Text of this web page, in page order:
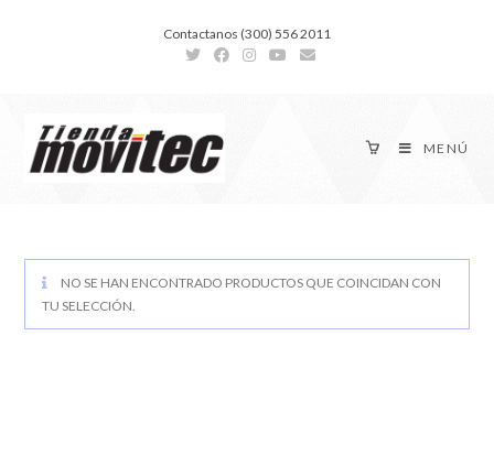
Contactanos (300) 556 2011
MENÚ
NO SE HAN ENCONTRADO PRODUCTOS QUE COINCIDAN CON
TU SELECCIÓN.